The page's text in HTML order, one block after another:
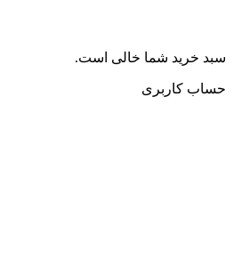
سبد خرید شما خالی است.
حساب کاربری